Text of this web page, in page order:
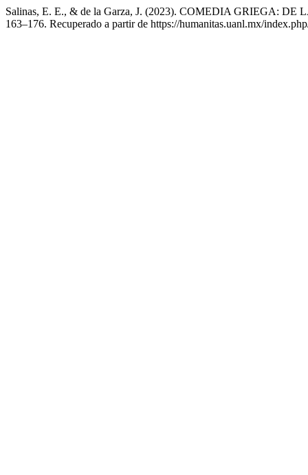
Salinas, E. E., & de la Garza, J. (2023). COMEDIA GRIEGA:
163–176. Recuperado a partir de https://humanitas.uanl.mx/